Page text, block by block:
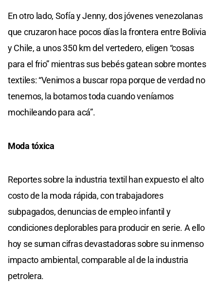
En otro lado, Sofía y Jenny, dos jóvenes venezolanas
que cruzaron hace pocos días la frontera entre Bolivia
y Chile, a unos 350 km del vertedero, eligen “cosas
para el frio” mientras sus bebés gatean sobre montes
textiles: “Venimos a buscar ropa porque de verdad no
tenemos, la botamos toda cuando veníamos
mochileando para acá”.
Moda tóxica
Reportes sobre la industria textil han expuesto el alto
costo de la moda rápida, con trabajadores
subpagados, denuncias de empleo infantil y
condiciones deplorables para producir en serie. A ello
hoy se suman cifras devastadoras sobre su inmenso
impacto ambiental, comparable al de la industria
petrolera.